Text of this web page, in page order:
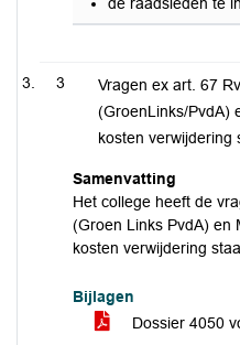
3
Vragen ex art. 67
(GroenLinks/PvdA)
kosten verwijdering
Samenvatting
Het college heeft de
(Groen Links PvdA) en
kosten verwijdering
Bijlagen
Dossier 4050